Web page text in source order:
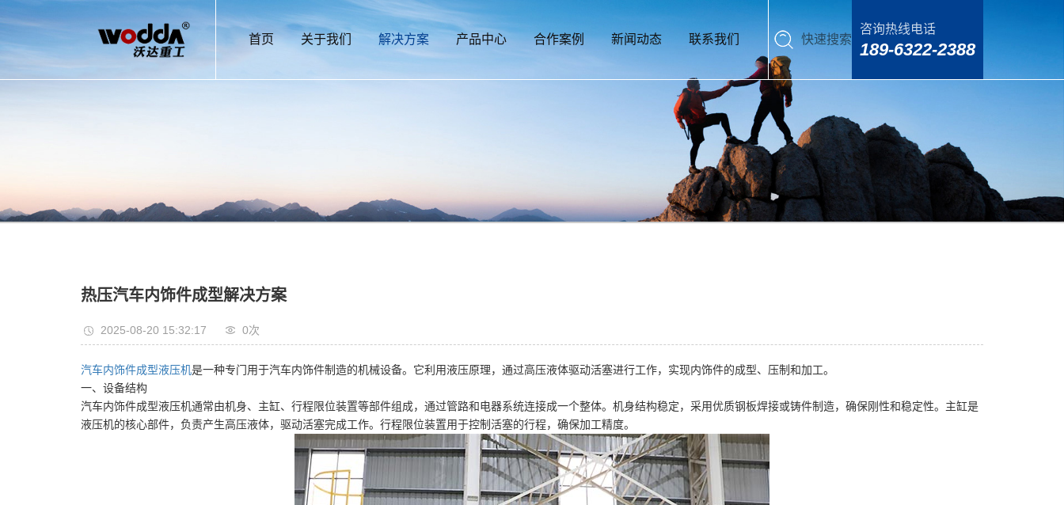
首页 关于我们 解决方案 产品中心 合作案例 新闻动态 联系我们 快速搜索
咨询热线电话
189-6322-2388
热压汽车内饰件成型解决方案
2025-08-20 15:32:17 0次
汽车内饰件成型液压机是一种专门用于汽车内饰件制造的机械设备。它利用液压原理，通过高压液体驱动活塞进行工作，实现内饰件的成型、压制和加工。
一、设备结构
汽车内饰件成型液压机通常由机身、主缸、行程限位装置等部件组成，通过管路和电器系统连接成一个整体。机身结构稳定，采用优质钢板焊接或铸件制造，确保刚性和稳定性。主缸是
液压机的核心部件，负责产生高压液体，驱动活塞完成工作。行程限位装置用于控制活塞的行程，确保加工精度。